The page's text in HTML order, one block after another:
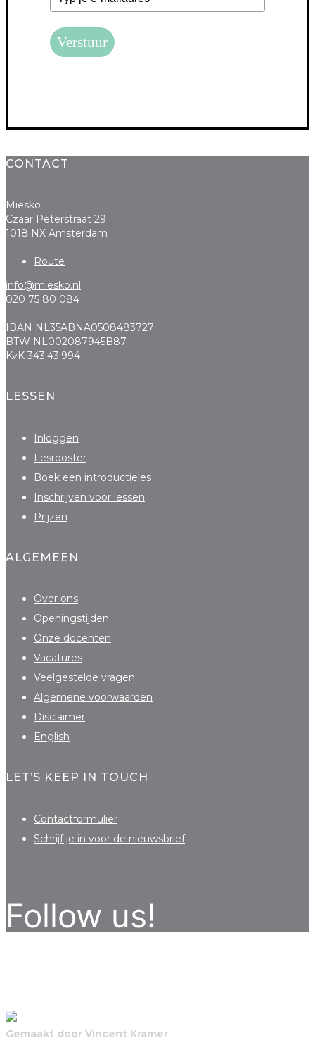
Verstuur
CONTACT
Miesko
Czaar Peterstraat 29
1018 NX Amsterdam
Route
info@miesko.nl
020 75 80 084
IBAN NL35ABNA0508483727
BTW NL002087945B87
KvK 343.43.994
LESSEN
Inloggen
Lesrooster
Boek een introductieles
Inschrijven voor lessen
Prijzen
ALGEMEEN
Over ons
Openingstijden
Onze docenten
Vacatures
Veelgestelde vragen
Algemene voorwaarden
Disclaimer
English
LET’S KEEP IN TOUCH
Contactformulier
Schrijf je in voor de nieuwsbrief
Follow us!
Gemaakt door Vincent Kramer